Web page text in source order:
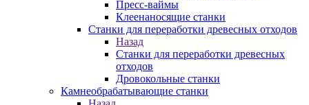
Пресс-ваймы
Клеенаносящие станки
Станки для переработки древесных отходов
Назад
Станки для переработки древесных
отходов
Дровокольные станки
Камнеобрабатывающие станки